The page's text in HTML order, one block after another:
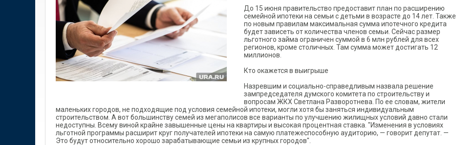
До 15 июня правительство предоставит план по расширению
семейной ипотеки на семьи с детьми в возрасте до 14 лет. Также
по новым правилам максимальная сумма ипотечного кредита
будет зависеть от количества членов семьи. Сейчас размер
льготного займа ограничен суммой в 6 млн рублей для всех
регионов, кроме столичных. Там сумма может достигать 12
миллионов.
Кто окажется в выигрыше
Назревшим и социально-справедливым назвала решение
зампредседателя думского комитета по строительству и
вопросам ЖКХ Светлана Разворотнева. По ее словам, жители
маленьких городов, не подходящие под условия семейной ипотеки, могли хотя бы заняться индивидуальным
строительством. А вот большинству семей из мегаполисов все варианты по улучшению жилищных условий давно стали
недоступны. Всему виной крайне завышенные цены на квартиры и высокая процентная ставка. "Изменения в условиях
льготной программы расширит круг получателей ипотеки на самую платежеспособную аудиторию, — говорит депутат. —
Это будут относительно хорошо зарабатывающие семьи из крупных городов".